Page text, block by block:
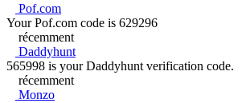
Pof.com
Your Pof.com code is 629296
récemment
Daddyhunt
565998 is your Daddyhunt verification code.
récemment
Monzo